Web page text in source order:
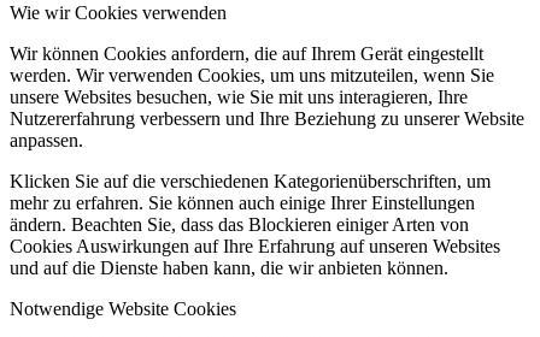
Wie wir Cookies verwenden
Wir können Cookies anfordern, die auf Ihrem Gerät eingestellt
werden. Wir verwenden Cookies, um uns mitzuteilen, wenn Sie
unsere Websites besuchen, wie Sie mit uns interagieren, Ihre
Nutzererfahrung verbessern und Ihre Beziehung zu unserer Website
anpassen.
Klicken Sie auf die verschiedenen Kategorienüberschriften, um
mehr zu erfahren. Sie können auch einige Ihrer Einstellungen
ändern. Beachten Sie, dass das Blockieren einiger Arten von
Cookies Auswirkungen auf Ihre Erfahrung auf unseren Websites
und auf die Dienste haben kann, die wir anbieten können.
Notwendige Website Cookies